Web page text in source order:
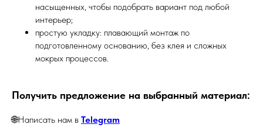
насыщенных, чтобы подобрать вариант под любой
интерьер;
простую укладку: плавающий монтаж по
подготовленному основанию, без клея и сложных
мокрых процессов.
Получить предложение на выбранный материал:
🌐Написать нам в Telegram